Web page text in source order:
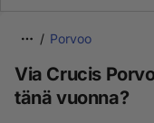
Porvoo
Via Crucis
tänä vuonna?